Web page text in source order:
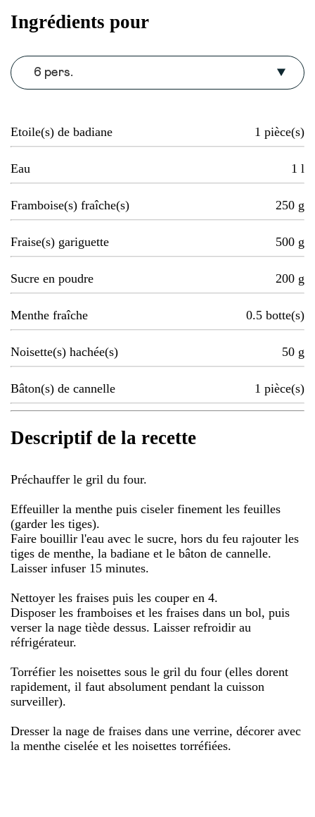
Ingrédients pour
6 pers.
Etoile(s) de badiane 1 pièce(s)
Eau 1 l
Framboise(s) fraîche(s) 250 g
Fraise(s) gariguette 500 g
Sucre en poudre 200 g
Menthe fraîche 0.5 botte(s)
Noisette(s) hachée(s) 50 g
Bâton(s) de cannelle 1 pièce(s)
Descriptif de la recette
Préchauffer le gril du four.
Effeuiller la menthe puis ciseler finement les feuilles
(garder les tiges).
Faire bouillir l'eau avec le sucre, hors du feu rajouter les
tiges de menthe, la badiane et le bâton de cannelle.
Laisser infuser 15 minutes.
Nettoyer les fraises puis les couper en 4.
Disposer les framboises et les fraises dans un bol, puis
verser la nage tiède dessus. Laisser refroidir au
réfrigérateur.
Torréfier les noisettes sous le gril du four (elles dorent
rapidement, il faut absolument pendant la cuisson
surveiller).
Dresser la nage de fraises dans une verrine, décorer avec
la menthe ciselée et les noisettes torréfiées.